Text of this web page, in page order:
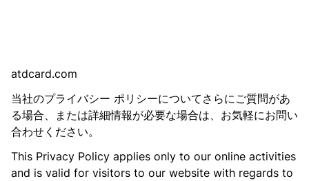
atdcard.com
当社のプライバシー ポリシーについてさらにご質問があ
る場合、または詳細情報が必要な場合は、お気軽にお問い
合わせください。
This Privacy Policy applies only to our online activities
and is valid for visitors to our website with regards to